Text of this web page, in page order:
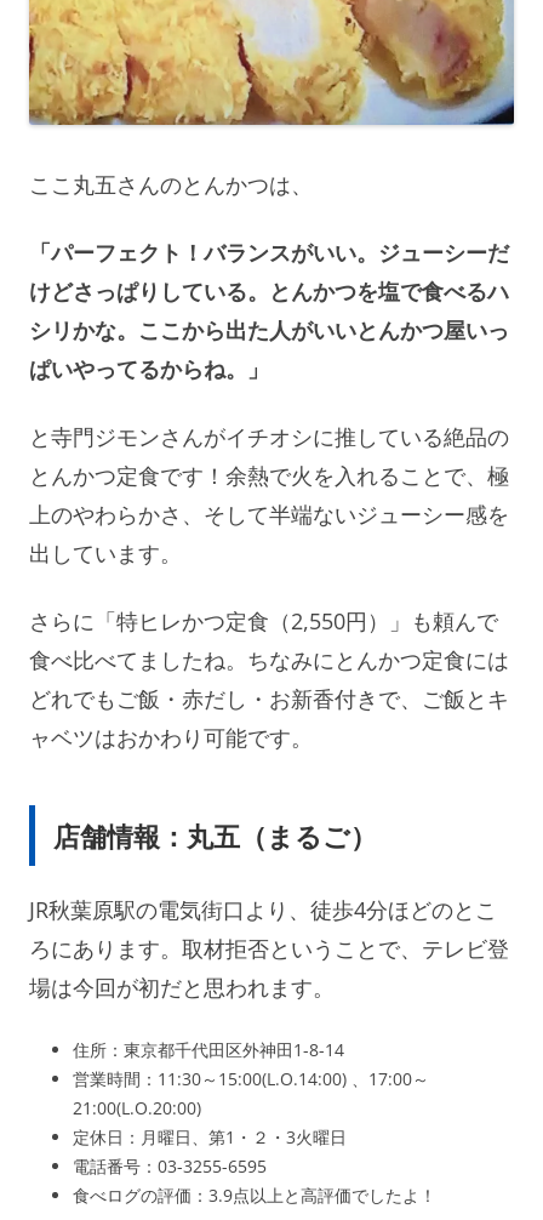
ここ丸五さんのとんかつは、
「パーフェクト！バランスがいい。ジューシーだ
けどさっぱりしている。とんかつを塩で食べるハ
シリかな。ここから出た人がいいとんかつ屋いっ
ぱいやってるからね。」
と寺門ジモンさんがイチオシに推している絶品の
とんかつ定食です！余熱で火を入れることで、極
上のやわらかさ、そして半端ないジューシー感を
出しています。
さらに「特ヒレかつ定食（2,550円）」も頼んで
食べ比べてましたね。ちなみにとんかつ定食には
どれでもご飯・赤だし・お新香付きで、ご飯とキ
ャベツはおかわり可能です。
店舗情報：丸五（まるご）
JR秋葉原駅の電気街口より、徒歩4分ほどのとこ
ろにあります。取材拒否ということで、テレビ登
場は今回が初だと思われます。
住所：東京都千代田区外神田1-8-14
営業時間：11:30～15:00(L.O.14:00) 、17:00～
21:00(L.O.20:00)
定休日：月曜日、第1・２・3火曜日
電話番号：03-3255-6595
食べログの評価：3.9点以上と高評価でしたよ！